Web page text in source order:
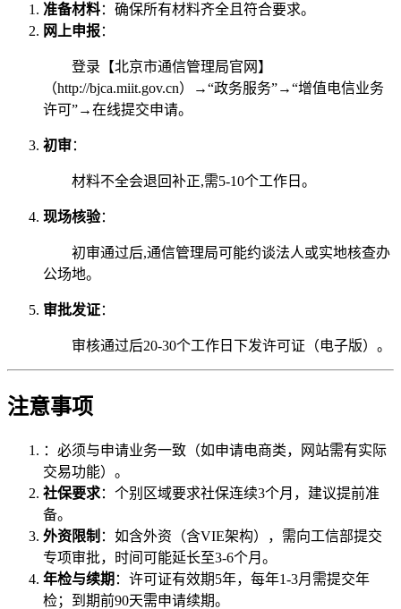
准备材料：确保所有材料齐全且符合要求。
网上申报：
登录【北京市通信管理局官网】
（http://bjca.miit.gov.cn）→“政务服务”→“增值电信业务
许可”→在线提交申请。
初审：
材料不全会退回补正,需5-10个工作日。
现场核验：
初审通过后,通信管理局可能约谈法人或实地核查办
公场地。
审批发证：
审核通过后20-30个工作日下发许可证（电子版）。
注意事项
：必须与申请业务一致（如申请电商类，网站需有实际
交易功能）。
社保要求：个别区域要求社保连续3个月，建议提前准
备。
外资限制 ：如含外资（含VIE架构），需向工信部提交
专项审批，时间可能延长至3-6个月。
年检与续期 ：许可证有效期5年，每年1-3月需提交年
检；到期前90天需申请续期。